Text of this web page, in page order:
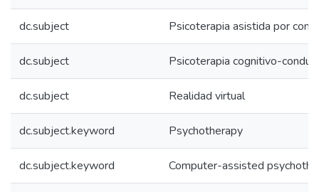
dc.subject Psicoterapia asistida por
dc.subject Psicoterapia cognitivo-
dc.subject Realidad virtual
dc.subject.keyword Psychotherapy
dc.subject.keyword Computer-assisted